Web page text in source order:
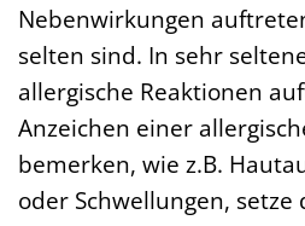
Nebenwirkungen
selten sind. In sehr
allergische Reaktionen
Anzeichen einer
bemerken, wie z.B.
oder Schwellungen,